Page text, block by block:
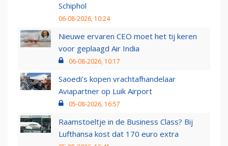
Schiphol
06-08-2026, 10:24
Nieuwe ervaren CEO moet het tij keren
voor geplaagd Air India
06-08-2026, 10:17
Saoedi’s kopen vrachtafhandelaar
Aviapartner op Luik Airport
05-08-2026, 16:57
Raamstoeltje in de Business Class? Bij
Lufthansa kost dat 170 euro extra